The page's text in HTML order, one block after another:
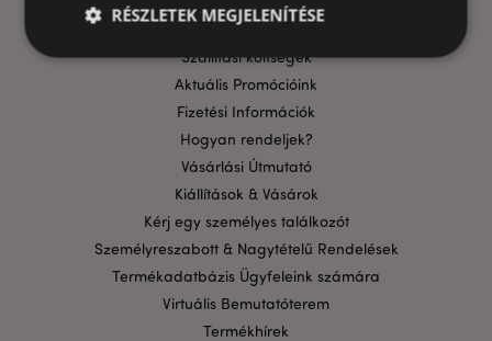
GYIK
Szállítási költségek
Aktuális Promócióink
Fizetési Információk
Hogyan rendeljek?
Vásárlási Útmutató
Kiállítások & Vásárok
Kérj egy személyes találkozót
Személyreszabott & Nagytételű Rendelések
Termékadatbázis Ügyfeleink számára
Virtuális Bemutatóterem
Termékhírek
RÉSZLETEK MEGJELENÍTÉSE
Funkcionalitás
A weboldal működéséhez feltétlenül szükséges sütik
lehetővé teszik a webhely alapvető funkcióit,
fiókkezelést. A weboldal nem használható
megfelelően a feltétlenül szükséges sütik nélkül.
Név
Szolgáltató
CookieScriptConsent